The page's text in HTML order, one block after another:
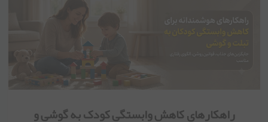
راهکارهای کاهش وابستگی کودک به گوشی و